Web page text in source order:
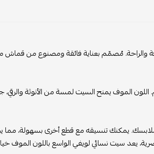
والراحة. مُصمّم بعناية فائقة ومصنوع من قماش
الموف يمنح السيت لمسة من الأنوثة والرقي،
يمكنك تنسيقه مع قطع أخرى بسهولة، مما
سيت نسائي لويفي الواسع باللون الموف